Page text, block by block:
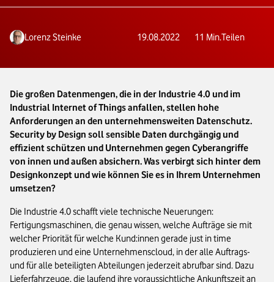
Lorenz Steinke 19.08.2022 11 Min.Teilen
Die großen Datenmengen, die in der Industrie 4.0 und im
Industrial Internet of Things anfallen, stellen hohe
Anforderungen an den unternehmensweiten Datenschutz.
Security by Design soll sensible Daten durchgängig und
effizient schützen und Unternehmen gegen Cyberangriffe
von innen und außen absichern. Was verbirgt sich hinter dem
Designkonzept und wie können Sie es in Ihrem Unternehmen
umsetzen?
Die Industrie 4.0 schafft viele technische Neuerungen:
Fertigungsmaschinen, die genau wissen, welche Aufträge sie mit
welcher Priorität für welche Kund:innen gerade just in time
produzieren und eine Unternehmenscloud, in der alle Auftrags-
und für alle beteiligten Abteilungen jederzeit abrufbar sind. Dazu
Lieferfahrzeuge, die laufend ihre voraussichtliche Ankunftszeit an